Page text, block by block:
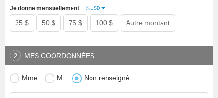
35 $ 50 $ 75 $ 100 $ Autre montant
Je donne mensuellement $ USD
2 MES COORDONNÉES
Mme M. Non renseigné